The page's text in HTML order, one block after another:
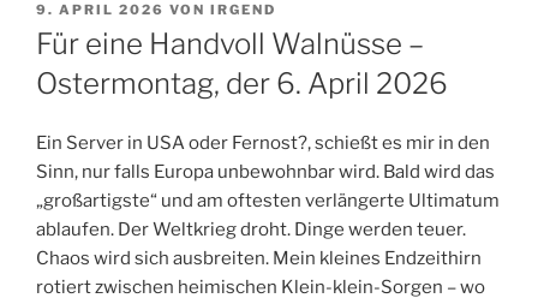
VERÖFFENTLICHT
AM
9. APRIL 2026 VON IRGEND
Für eine Handvoll Walnüsse –
Ostermontag, der 6. April 2026
Ein Server in USA oder Fernost?, schießt es mir in den
Sinn, nur falls Europa unbewohnbar wird. Bald wird das
„großartigste“ und am oftesten verlängerte Ultimatum
ablaufen. Der Weltkrieg droht. Dinge werden teuer.
Chaos wird sich ausbreiten. Mein kleines Endzeithirn
rotiert zwischen heimischen Klein-klein-Sorgen – wo